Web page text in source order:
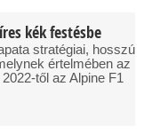
kék festésbe
stratégiai, hosszú
értelmében az
től az Alpine F1